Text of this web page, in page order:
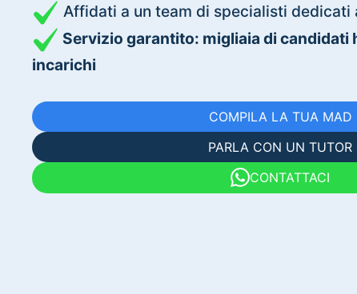
Affidati a un team di specialisti dedicati
Servizio garantito: migliaia di candidati
incarichi
COMPILA LA TUA MAD
PARLA CON UN TUTOR
CONTATTACI